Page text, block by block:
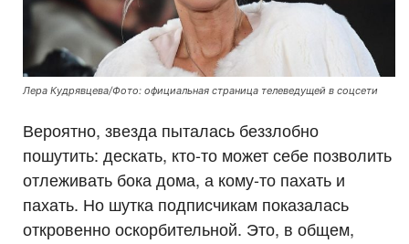
Лера Кудрявцева/Фото: официальная страница телеведущей в соцсети
Вероятно, звезда пыталась беззлобно
пошутить: дескать, кто-то может себе позволить
отлеживать бока дома, а кому-то пахать и
пахать. Но шутка подписчикам показалась
откровенно оскорбительной. Это, в общем,